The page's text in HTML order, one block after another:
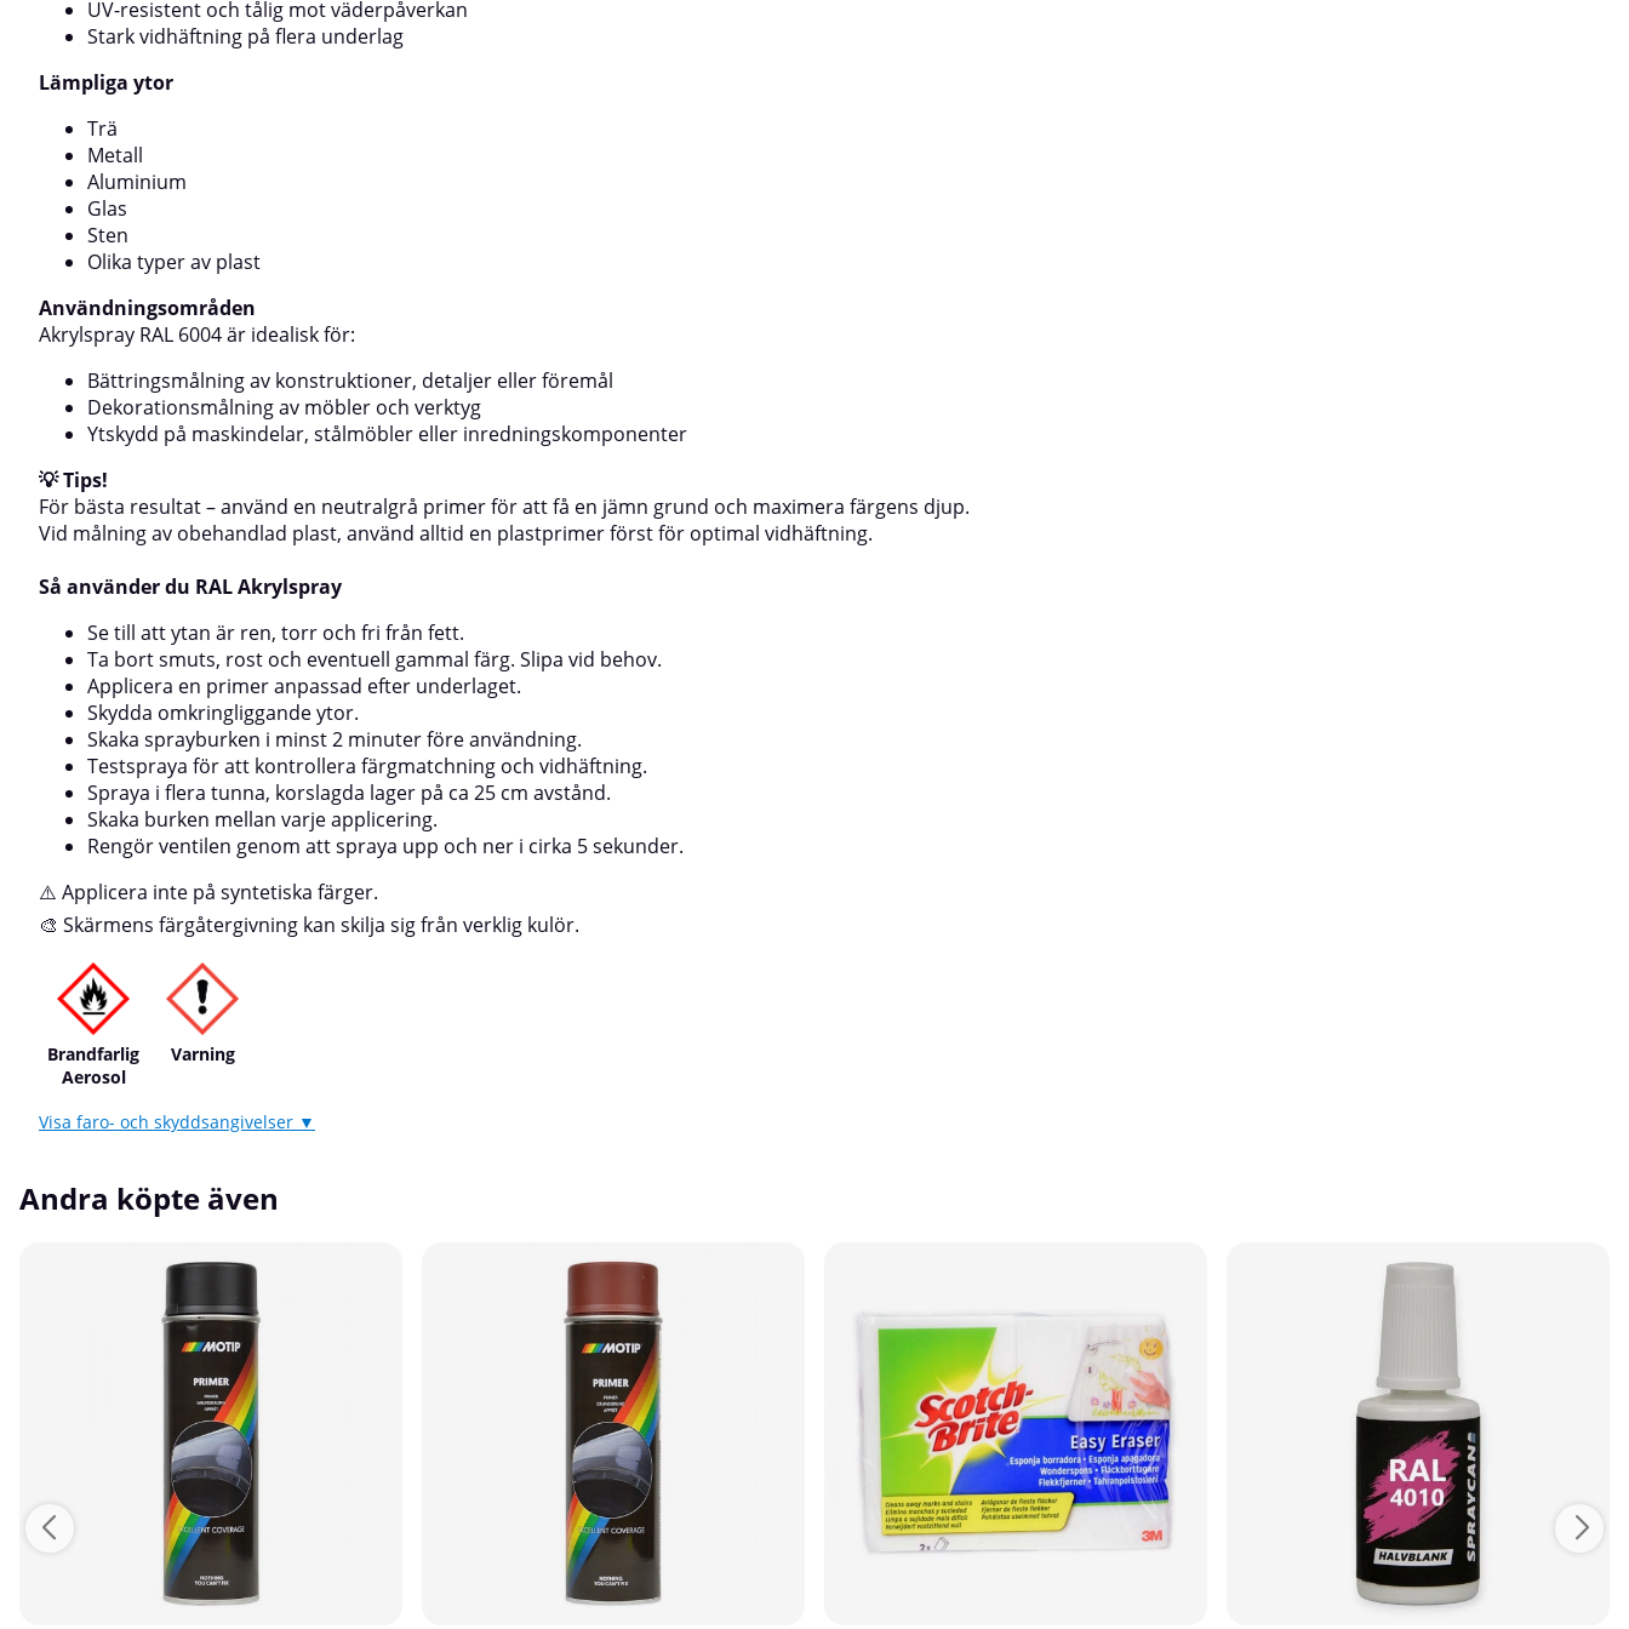
till underlagetTäck ytor som inte ska lackerasSkaka
sprayburken i minst 2 minuter före
användningTestspraya för att kontrollera färg och
fästeSpraya i flera tunna, korslagda lager från cirka 25
lagerRengör ventilen efter användning genom att
spraya upp och ner i 5 sekunder⚠️ Applicera inte på
syntetiska färger🎨 Färg på skärm kan avvika från
verklig kulör
UV-resistent och tålig mot väderpåverkan
Stark vidhäftning på flera underlag
Lämpliga ytor
Trä
Metall
Aluminium
Glas
Sten
Olika typer av plast
Användningsområden
Akrylspray RAL 6004 är idealisk för:
Bättringsmålning av konstruktioner, detaljer eller föremål
Dekorationsmålning av möbler och verktyg
Ytskydd på maskindelar, stålmöbler eller inredningskomponenter
💡 Tips!
För bästa resultat – använd en neutralgrå primer för att få en jämn grund och maximera färgens djup.
Vid målning av obehandlad plast, använd alltid en plastprimer först för optimal vidhäftning.
Så använder du RAL Akrylspray
Se till att ytan är ren, torr och fri från fett.
Ta bort smuts, rost och eventuell gammal färg. Slipa vid behov.
Applicera en primer anpassad efter underlaget.
Skydda omkringliggande ytor.
Skaka sprayburken i minst 2 minuter före användning.
Testspraya för att kontrollera färgmatchning och vidhäftning.
Spraya i flera tunna, korslagda lager på ca 25 cm avstånd.
Skaka burken mellan varje applicering.
Rengör ventilen genom att spraya upp och ner i cirka 5 sekunder.
⚠️ Applicera inte på syntetiska färger.
🎨 Skärmens färgåtergivning kan skilja sig från verklig kulör.
Brandfarlig
Aerosol
Varning
Visa faro- och skyddsangivelser ▼
Andra köpte även